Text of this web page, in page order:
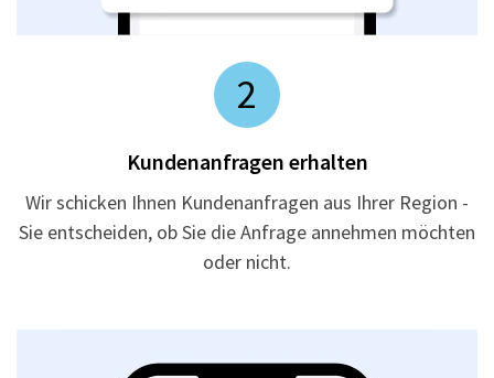
2
Kundenanfragen erhalten
Wir schicken Ihnen Kundenanfragen aus Ihrer Region -
Sie entscheiden, ob Sie die Anfrage annehmen möchten
oder nicht.